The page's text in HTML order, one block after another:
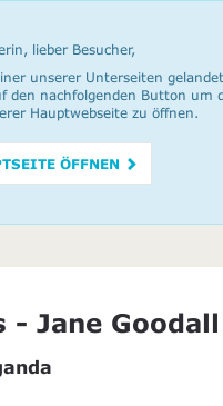
lieber Besucher,
unserer Unterseiten
den nachfolgenden Button um
Hauptwebseite zu öffnen.
ÖFFNEN
- Jane